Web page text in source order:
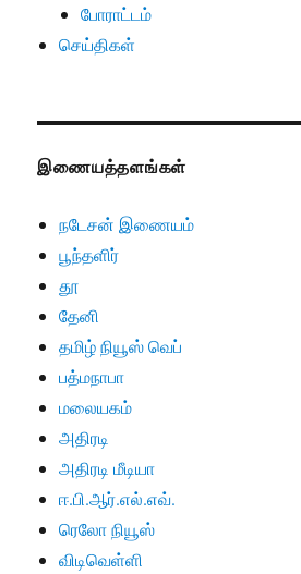
போராட்டம்
செய்திகள்
இணையத்தளங்கள்
நடேசன் இணையம்
பூந்தளிர்
தூ
தேனி
தமிழ் நியூஸ் வெப்
பத்மநாபா
மலையகம்
அதிரடி
அதிரடி மீடியா
ஈ.பி.ஆர்.எல்.எவ்.
ரெலோ நியூஸ்
விடிவெள்ளி